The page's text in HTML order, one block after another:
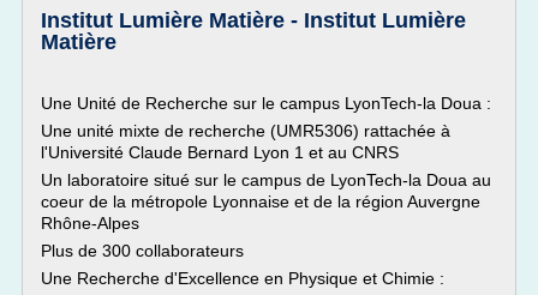
Institut Lumière Matière - Institut Lumière
Matière
Une Unité de Recherche sur le campus LyonTech-la Doua :
Une unité mixte de recherche (UMR5306) rattachée à
l'Université Claude Bernard Lyon 1 et au CNRS
Un laboratoire situé sur le campus de LyonTech-la Doua au
coeur de la métropole Lyonnaise et de la région Auvergne
Rhône-Alpes
Plus de 300 collaborateurs
Une Recherche d'Excellence en Physique et Chimie :